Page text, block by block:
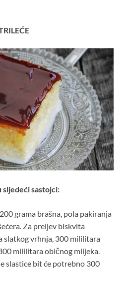
sastojci:
grama brašna, pola pakiranja
Za preljev biskvita
slatkog vrhnja, 300 mililitara
mililitara običnog mlijeka.
slastice bit će potrebno 300